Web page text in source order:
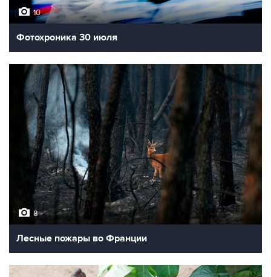
10
Фотохроника 30 июля
8
Лесные пожары во Франции